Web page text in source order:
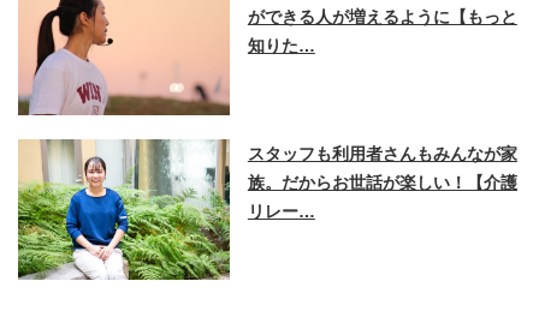
ができる人が増えるように【もっと
知りた…
スタッフも利用者さんもみんなが家
族。だからお世話が楽しい！【介護
リレー…